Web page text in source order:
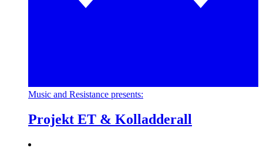
Music and Resistance presents:
Projekt ET & Kolladderall